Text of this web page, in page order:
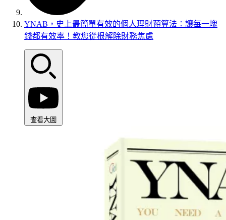
YNAB，史上最簡單有效的個人理財預算法∶讓每一塊
錢都有效率！教您從根解除財務焦慮
查看大圖